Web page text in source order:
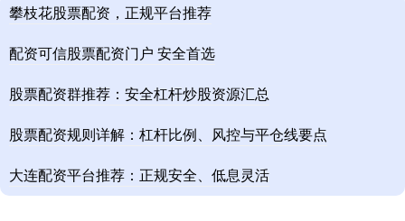
攀枝花股票配资，正规平台推荐
配资可信股票配资门户 安全首选
股票配资群推荐：安全杠杆炒股资源汇总
股票配资规则详解：杠杆比例、风控与平仓线要点
大连配资平台推荐：正规安全、低息灵活